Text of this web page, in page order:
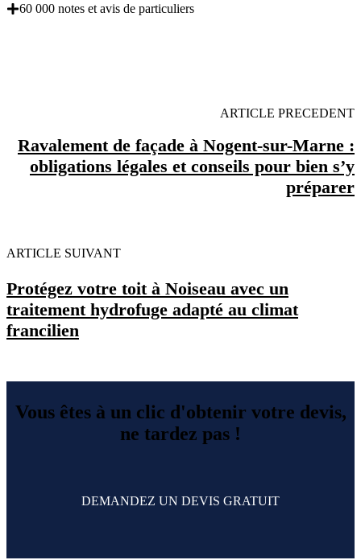
60 000 notes et avis de particuliers
ARTICLE PRECEDENT
Ravalement de façade à Nogent-sur-Marne :
obligations légales et conseils pour bien s’y
préparer
ARTICLE SUIVANT
Protégez votre toit à Noiseau avec un
traitement hydrofuge adapté au climat
francilien
Vous êtes à un clic d'obtenir votre devis,
ne tardez pas !
DEMANDEZ UN DEVIS GRATUIT